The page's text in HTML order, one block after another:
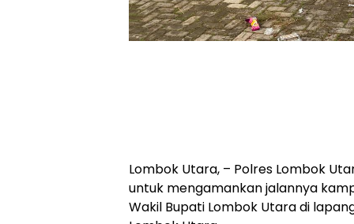
Lombok Utara, – Polres Lombok
untuk mengamankan jalannya
Wakil Bupati Lombok Utara di